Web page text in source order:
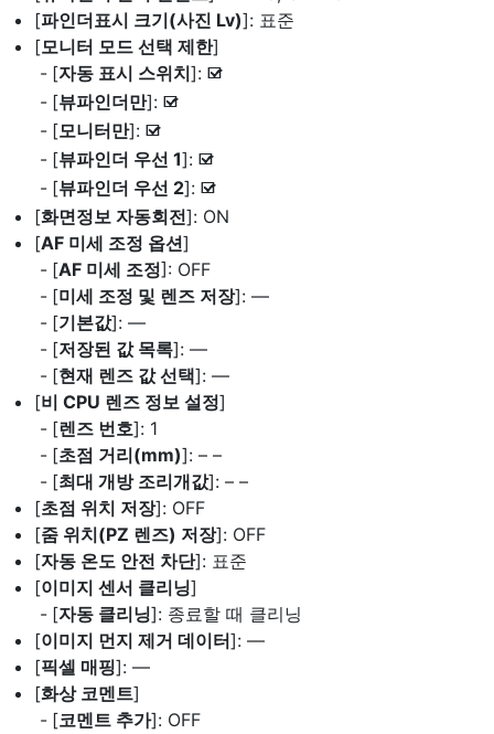
[파인더표시 크기(사진 Lv)]: 표준
[모니터 모드 선택 제한]
[자동 표시 스위치]: M
[뷰파인더만]: M
[모니터만]: M
[뷰파인더 우선 1]: M
[뷰파인더 우선 2]: M
[화면정보 자동회전]: ON
[AF 미세 조정 옵션]
[AF 미세 조정]: OFF
[미세 조정 및 렌즈 저장]: —
[기본값]: —
[저장된 값 목록]: —
[현재 렌즈 값 선택]: —
[비 CPU 렌즈 정보 설정]
[렌즈 번호]: 1
[초점 거리(mm)]: – –
[최대 개방 조리개값]: – –
[초점 위치 저장]: OFF
[줌 위치(PZ 렌즈) 저장]: OFF
[자동 온도 안전 차단]: 표준
[이미지 센서 클리닝]
[자동 클리닝]: 종료할 때 클리닝
[이미지 먼지 제거 데이터]: —
[픽셀 매핑]: —
[화상 코멘트]
[코멘트 추가]: OFF